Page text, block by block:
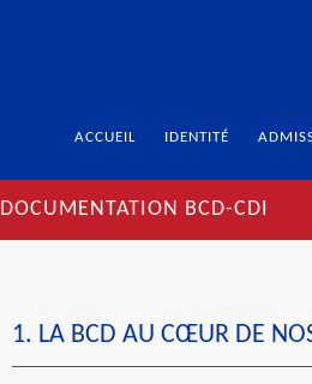
ACCUEIL IDENTITÉ
DOCUMENTATION BCD-CDI
1. LA BCD AU CŒUR DE